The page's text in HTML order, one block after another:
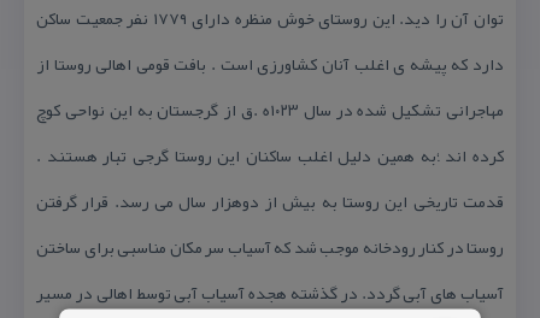
توان آن را دید. این روستای خوش منظره دارای ۱۷۷۹ نفر جمعیت ساكن
دارد كه پیشه ی اغلب آنان كشاورزی است . بافت قومی اهالی روستا از
مهاجرانی تشكیل شده در سال ۱۰۲۳ه .ق از گرجستان به این نواحی كوچ
كرده اند ؛به همین دلیل اغلب ساكنان این روستا گرجی تبار هستند .
قدمت تاریخی این روستا به بیش از دوهزار سال می رسد. قرار گرفتن
روستا در كنار رودخانه موجب شد كه آسیاب سر مكان مناسبی برای ساختن
آسیاب های آبی گردد. در گذشته هجده آسیاب آبی توسط اهالی در مسیر